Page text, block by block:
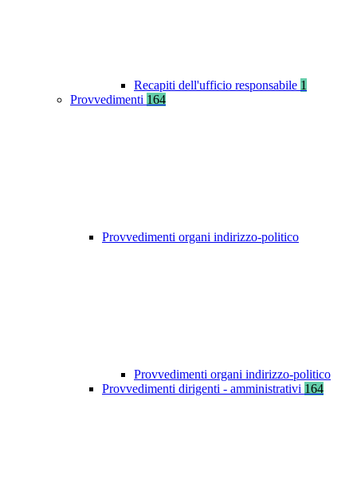
Recapiti dell'ufficio responsabile 1
Provvedimenti 164
Provvedimenti organi indirizzo-politico
Provvedimenti organi indirizzo-politico
Provvedimenti dirigenti - amministrativi 164